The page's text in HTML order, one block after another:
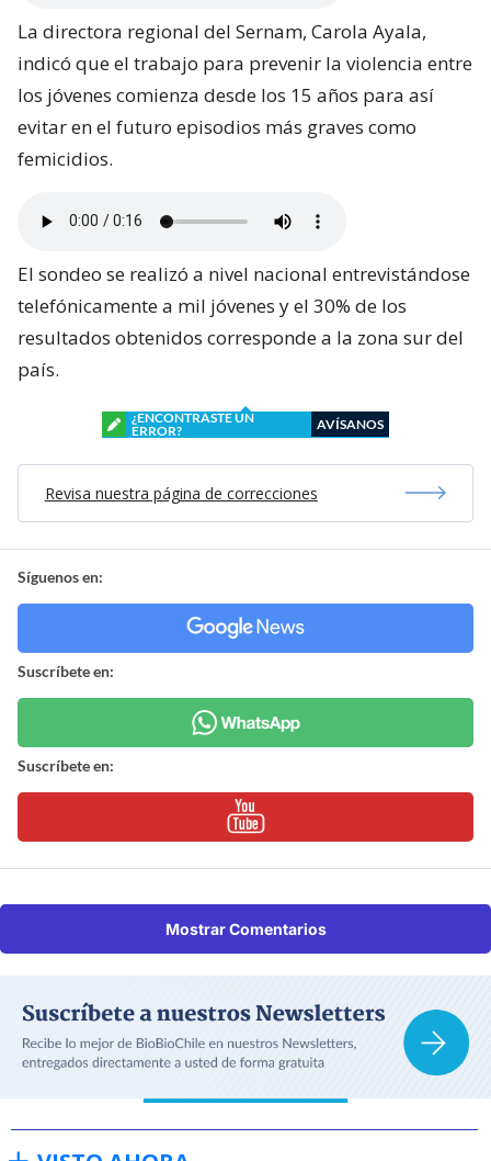
La directora regional del Sernam, Carola Ayala,
indicó que el trabajo para prevenir la violencia entre
los jóvenes comienza desde los 15 años para así
evitar en el futuro episodios más graves como
femicidios.
El sondeo se realizó a nivel nacional entrevistándose
telefónicamente a mil jóvenes y el 30% de los
resultados obtenidos corresponde a la zona sur del
país.
¿ENCONTRASTE UN
ERROR?
AVÍSANOS
Revisa nuestra página de correcciones
Síguenos en:
Suscríbete en:
Suscríbete en:
Mostrar Comentarios